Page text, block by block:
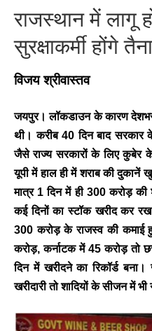
राजस्थान में लागू
सुरक्षाकर्मी होंगे
विजय श्रीवास्तव
जयपुर। लॉकडाउन के कारण
थी। करीब 40 दिन बाद
जैसे राज्य सरकारों के लिए कुबेर के
यूपी में हाल ही में शराब की दुकानें
मात्र 1 दिन में ही 300 करोड़
कई दिनों का स्टॉक खरीद कर
300 करोड़ के राजस्व की कमाई
करोड़, कर्नाटक में 45 करोड़ तो
दिन में खरीदने का रिकॉर्ड
खरीदारी तो शादियों के सीजन में भी